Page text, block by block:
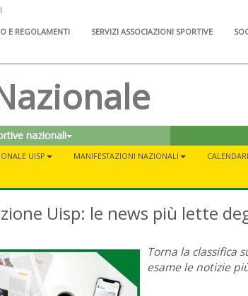
E REGOLAMENTI SERVIZI ASSOCIAZIONI SPORTIVE
nazionali
UISP MANIFESTAZIONI NAZIONALI
Uisp: le news più lette
Torna la classifica
esame le notizie